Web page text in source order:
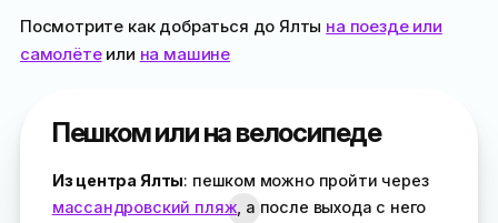
Посмотрите как добраться до Ялты на поезде или
самолётеили на машине
Пешком или на велосипеде
Из центра Ялты: пешком можно пройти через
массандровский пляж , а после выхода с него